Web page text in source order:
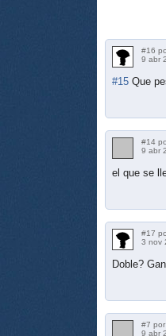
#16
9 abr
#15 Que
#14
9 abr
el que se
#17
3 nov
Doble?
#7 por
9 abr